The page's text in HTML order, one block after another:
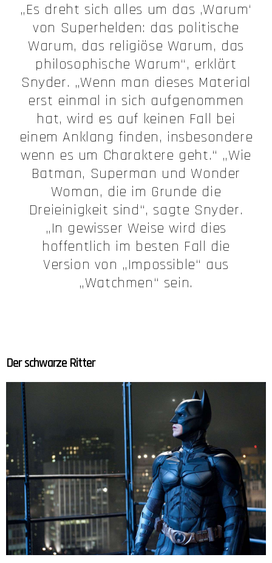
„Es dreht sich alles um das ‚Warum‘
von Superhelden: das politische
Warum, das religiöse Warum, das
philosophische Warum“, erklärt
Snyder. „Wenn man dieses Material
erst einmal in sich aufgenommen
hat, wird es auf keinen Fall bei
einem Anklang finden, insbesondere
wenn es um Charaktere geht.“ „Wie
Batman, Superman und Wonder
Woman, die im Grunde die
Dreieinigkeit sind“, sagte Snyder.
„In gewisser Weise wird dies
hoffentlich im besten Fall die
Version von „Impossible“ aus
„Watchmen“ sein.
Der schwarze Ritter